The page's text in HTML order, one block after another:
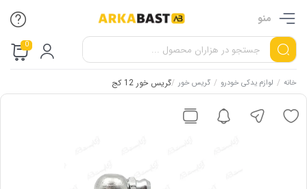
منو
0
خانه / لوازم یدکی خودرو / گریس خور /گریس خور 12 کج